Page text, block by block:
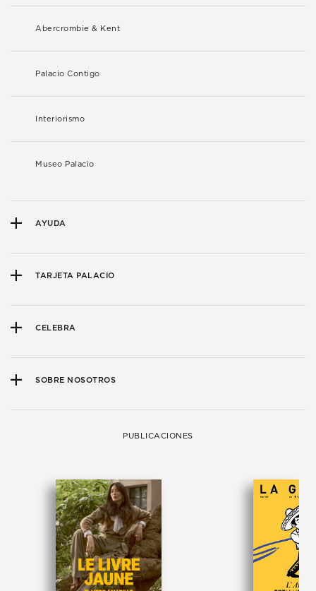
Abercrombie & Kent
Palacio Contigo
Interiorismo
Museo Palacio
AYUDA
TARJETA PALACIO
CELEBRA
SOBRE NOSOTROS
PUBLICACIONES